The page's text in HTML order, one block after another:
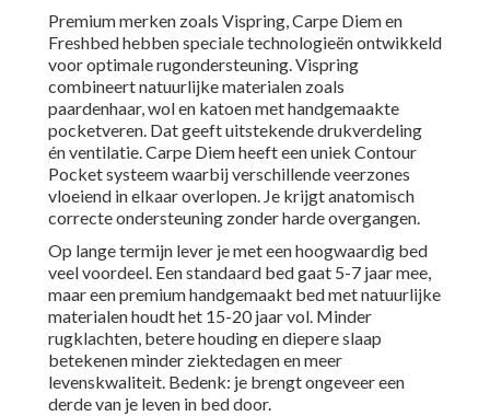
Premium merken zoals Vispring, Carpe Diem en
Freshbed hebben speciale technologieën ontwikkeld
voor optimale rugondersteuning. Vispring
combineert natuurlijke materialen zoals
paardenhaar, wol en katoen met handgemaakte
pocketveren. Dat geeft uitstekende drukverdeling
én ventilatie. Carpe Diem heeft een uniek Contour
Pocket systeem waarbij verschillende veerzones
vloeiend in elkaar overlopen. Je krijgt anatomisch
correcte ondersteuning zonder harde overgangen.
Op lange termijn lever je met een hoogwaardig bed
veel voordeel. Een standaard bed gaat 5-7 jaar mee,
maar een premium handgemaakt bed met natuurlijke
materialen houdt het 15-20 jaar vol. Minder
rugklachten, betere houding en diepere slaap
betekenen minder ziektedagen en meer
levenskwaliteit. Bedenk: je brengt ongeveer een
derde van je leven in bed door.